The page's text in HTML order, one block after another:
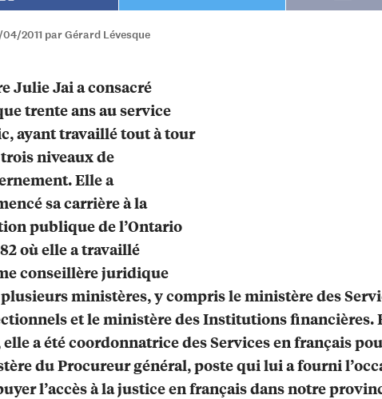
2011 par Gérard Lévesque
Julie Jai a consacré
trente ans au service
ayant travaillé tout à tour
niveaux de
Elle a
sa carrière à la
publique de l’Ontario
où elle a travaillé
conseillère juridique
ministères, y compris le ministère des
et le ministère des Institutions financières.
elle a été coordonnatrice des Services en français
du Procureur général, poste qui lui a fourni
l’accès à la justice en français dans notre